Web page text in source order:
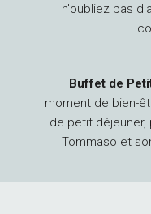
n'oubliez pas
Buffet de
moment de bien-
de petit déjeuner,
Tommaso et